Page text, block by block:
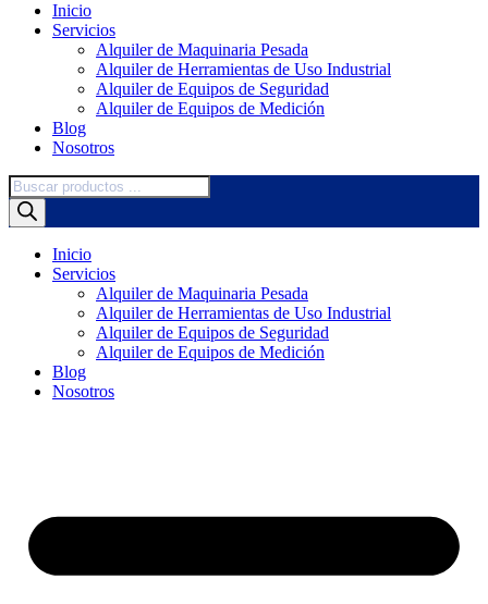
Inicio
Servicios
Alquiler de Maquinaria Pesada
Alquiler de Herramientas de Uso Industrial
Alquiler de Equipos de Seguridad
Alquiler de Equipos de Medición
Blog
Nosotros
Búsqueda
de
productos
Inicio
Servicios
Alquiler de Maquinaria Pesada
Alquiler de Herramientas de Uso Industrial
Alquiler de Equipos de Seguridad
Alquiler de Equipos de Medición
Blog
Nosotros